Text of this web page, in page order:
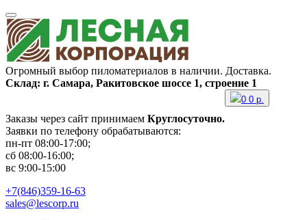
Огромный выбор пиломатериалов в наличии. Доставка.
Склад: г. Самара, Ракитовское шоссе 1, строение 1
Заказы через сайт принимаем Круглосуточно.
Заявки по телефону обрабатываются:
пн-пт 08:00-17:00;
сб 08:00-16:00;
вс 9:00-15:00
0 0 р.
+7(846)359-16-63
sales@lescorp.ru